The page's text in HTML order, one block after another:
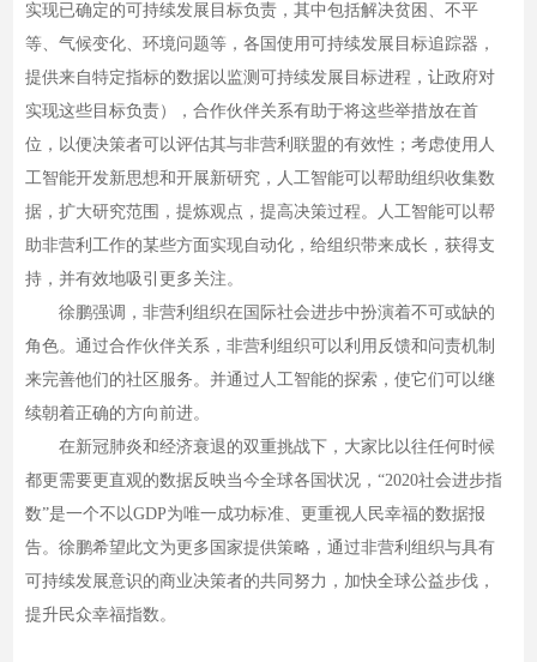
实现已确定的可持续发展目标负责，其中包括解决贫困、不平
等、气候变化、环境问题等，各国使用可持续发展目标追踪器，
提供来自特定指标的数据以监测可持续发展目标进程，让政府对
实现这些目标负责），合作伙伴关系有助于将这些举措放在首
位，以便决策者可以评估其与非营利联盟的有效性；考虑使用人
工智能开发新思想和开展新研究，人工智能可以帮助组织收集数
据，扩大研究范围，提炼观点，提高决策过程。人工智能可以帮
助非营利工作的某些方面实现自动化，给组织带来成长，获得支
持，并有效地吸引更多关注。
徐鹏强调，非营利组织在国际社会进步中扮演着不可或缺的
角色。通过合作伙伴关系，非营利组织可以利用反馈和问责机制
来完善他们的社区服务。并通过人工智能的探索，使它们可以继
续朝着正确的方向前进。
在新冠肺炎和经济衰退的双重挑战下，大家比以往任何时候
都更需要更直观的数据反映当今全球各国状况，“2020社会进步指
数”是一个不以GDP为唯一成功标准、更重视人民幸福的数据报
告。徐鹏希望此文为更多国家提供策略，通过非营利组织与具有
可持续发展意识的商业决策者的共同努力，加快全球公益步伐，
提升民众幸福指数。